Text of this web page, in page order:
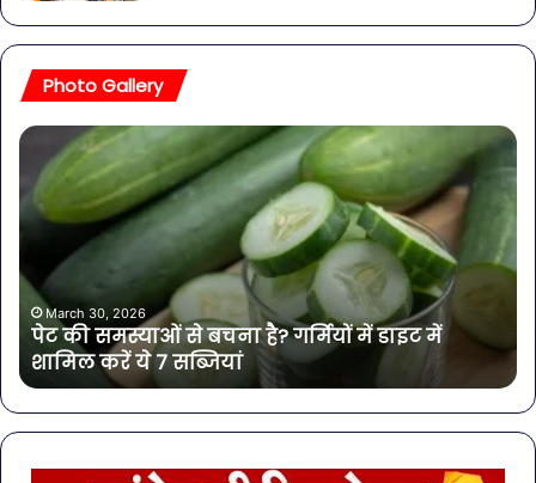
Photo Gallery
पेट
समस्याओं
से
गर्मियों
डाइट
शामिल
करें
ये
March 30, 2026
पेट की समस्याओं से बचना है? गर्मियों में डाइट में
शामिल करें ये 7 सब्जियां
के